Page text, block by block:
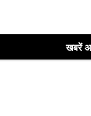
खबरें